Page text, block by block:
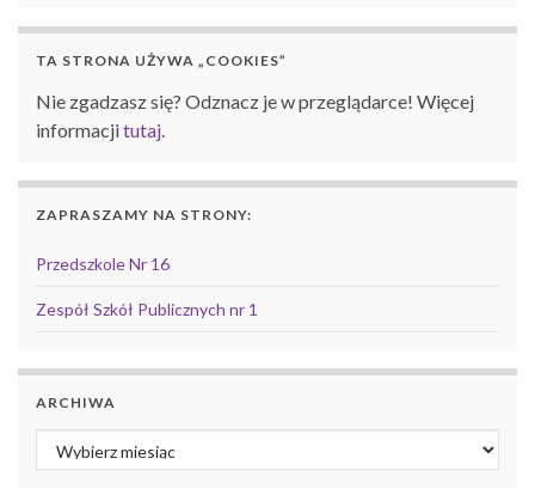
TA STRONA UŻYWA „COOKIES”
Nie zgadzasz się? Odznacz je w przeglądarce! Więcej
informacjitutaj.
ZAPRASZAMY NA STRONY:
Przedszkole Nr 16
Zespół Szkół Publicznych nr 1
ARCHIWA
Archiwa